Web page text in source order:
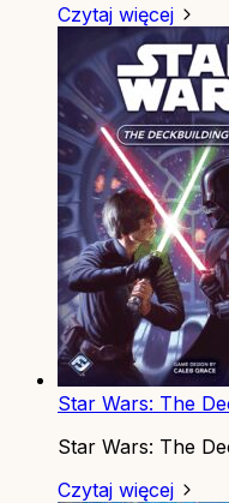
Czytaj więcej
Star Wars: The
Star Wars: The
Czytaj więcej